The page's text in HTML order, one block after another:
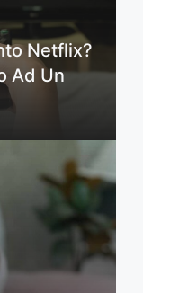
Netflix?
Ad Un